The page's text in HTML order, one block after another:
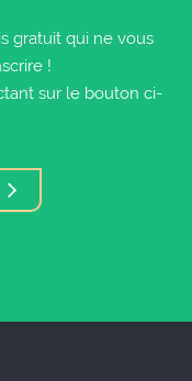
gratuit qui ne vous
!
sur le bouton ci-